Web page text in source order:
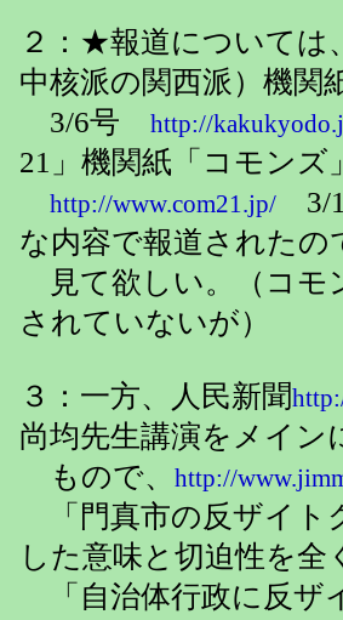
２：★報道については
中核派の関西派）機関
3/6号
http://
21」機関紙「コモンズ」
http://www.com21.jp/
3/
な内容で報道されたの
見て欲しい。（コモ
されていないが）
３：一方、人民新聞
尚均先生講演をメイン
もので、
http://
「門真市の反ザイト
した意味と切迫性を全
「自治体行政に反ザ